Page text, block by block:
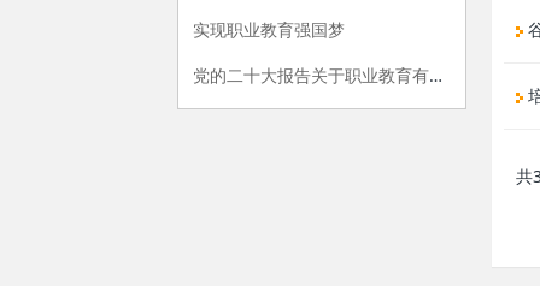
实现职业教育强国梦
党的二十大报告关于职业教育有哪些新提法？多位专家解读
共